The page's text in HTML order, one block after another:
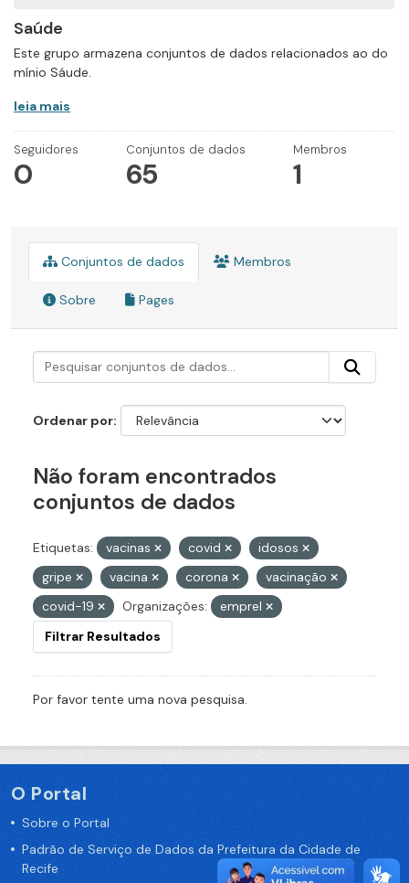
Saúde
Este grupo armazena conjuntos de dados relacionados ao do
mínio Sáude.
leia mais
Seguidores
0
Conjuntos de dados
65
Membros
1
Conjuntos de dados Membros
Sobre Pages
Ordenar por
Não foram encontrados
conjuntos de dados
Etiquetas: vacinas covid
idosos
gripe
vacina corona
vacinação
covid-19
Organizações:
emprel
Filtrar Resultados
Por favor tente uma nova pesquisa.
O Portal
Sobre o Portal
Padrão de Serviço de Dados da Prefeitura da Cidade de
Recife